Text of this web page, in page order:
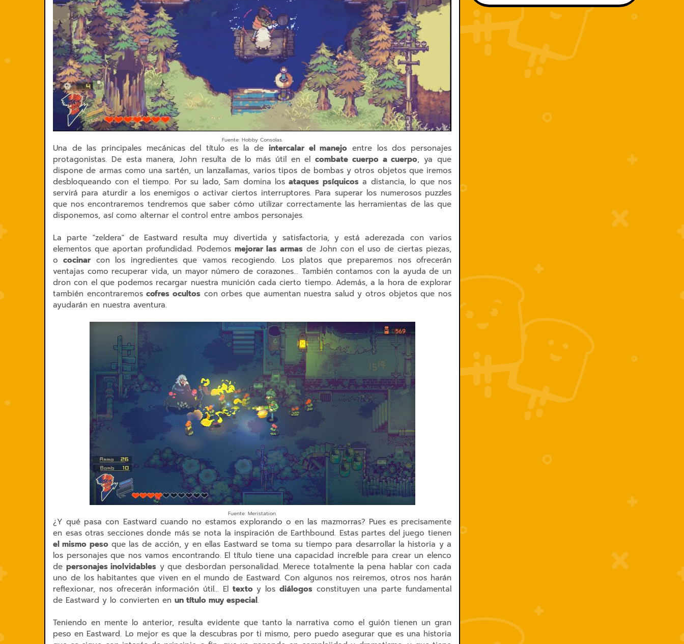
Fuente: Hobby Consolas.
Una de las principales mecánicas del título es la de intercalar el manejo entre los dos personajes
protagonistas. De esta manera, John resulta de lo más útil en elcombate cuerpo a cuerpo, ya que
dispone de armas como una sartén, un lanzallamas, varios tipos de bombas y otros objetos que iremos
desbloqueando con el tiempo. Por su lado, Sam domina losataques psíquicosa distancia, lo que nos
servirá para aturdir a los enemigos o activar ciertos interruptores. Para superar los numerosos puzzles
que nos encontraremos tendremos que saber cómo utilizar correctamente las herramientas de las que
disponemos, así como alternar el control entre ambos personajes.
La parte "zeldera" de Eastward resulta muy divertida y satisfactoria, y está aderezada con varios
elementos que aportan profundidad. Podemosmejorar las armas de John con el uso de ciertas piezas,
ococinar con los ingredientes que vamos recogiendo. Los platos que preparemos nos ofrecerán
ventajas como recuperar vida, un mayor número de corazones... También contamos con la ayuda de un
dron con el que podemos recargar nuestra munición cada cierto tiempo. Además, a la hora de explorar
también encontraremoscofres ocultoscon orbes que aumentan nuestra salud y otros objetos que nos
ayudarán en nuestra aventura.
Fuente: Meristation.
¿Y qué pasa con Eastward cuando no estamos explorando o en las mazmorras? Pues es precisamente
en esas otras secciones donde más se nota la inspiración de Earthbound. Estas partes del juego tienen
el mismo pesoque las de acción, y en ellas Eastward se toma su tiempo para desarrollar la historia y a
los personajes que nos vamos encontrando. El título tiene una capacidad increíble para crear un elenco
de personajes inolvidables y que desbordan personalidad. Merece totalmente la pena hablar con cada
uno de los habitantes que viven en el mundo de Eastward. Con algunos nos reiremos, otros nos harán
reflexionar, nos ofrecerán información útil... El textoy los diálogosconstituyen una parte fundamental
de Eastward y lo convierten en un título muy especial.
Teniendo en mente lo anterior, resulta evidente que tanto la narrativa como el guión tienen un gran
peso en Eastward. Lo mejor es que la descubras por ti mismo, pero puedo asegurar que es una historia